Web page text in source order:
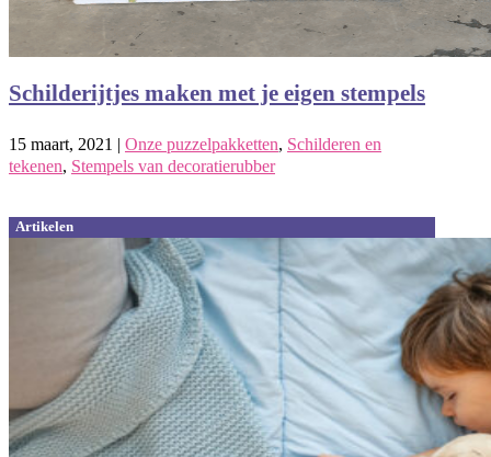
Schilderijtjes maken met je eigen stempels
15 maart, 2021 | Onze puzzelpakketten, Schilderen en
tekenen, Stempels van decoratierubber
Artikelen